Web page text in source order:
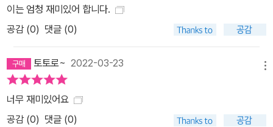
이는 엄청 재미있어 합니다.
공감 (0) 댓글 (0)
토토로~ 2022-03-23
너무 재미있어요
공감 (0) 댓글 (0)